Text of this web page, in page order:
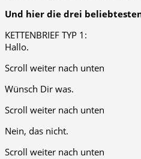
Und hier die drei
KETTENBRIEF TYP 1:
Hallo.
Scroll weiter nach unten
Wünsch Dir was.
Scroll weiter nach unten
Nein, das nicht.
Scroll weiter nach unten